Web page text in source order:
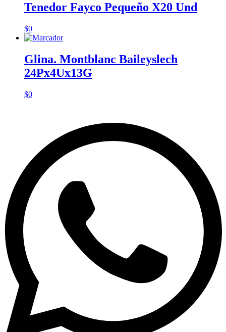
Tenedor Fayco Pequeño X20 Und
$0
Glina. Montblanc Baileyslech
24Px4Ux13G
$0